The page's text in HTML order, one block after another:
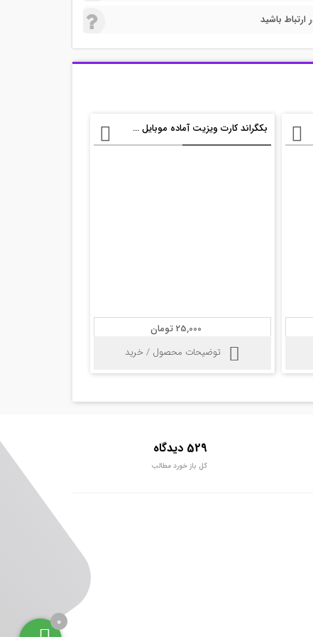
باشید
بکگراند کارت ویزیت آماده موبایل فروشی psd
25,000 تومان
توضیحات محصول / خرید
529 دیدگاه
کل باز خورد مطالب
0